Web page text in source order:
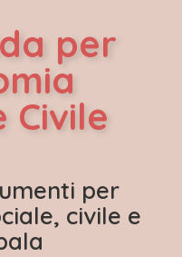
per
Civile
per
civile e